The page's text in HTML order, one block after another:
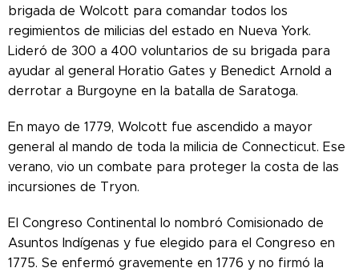
brigada de Wolcott para comandar todos los
regimientos de milicias del estado en Nueva York.
Lideró de 300 a 400 voluntarios de su brigada para
ayudar al general Horatio Gates y Benedict Arnold a
derrotar a Burgoyne en la batalla de Saratoga.
En mayo de 1779, Wolcott fue ascendido a mayor
general al mando de toda la milicia de Connecticut. Ese
verano, vio un combate para proteger la costa de las
incursiones de Tryon.
El Congreso Continental lo nombró Comisionado de
Asuntos Indígenas y fue elegido para el Congreso en
1775. Se enfermó gravemente en 1776 y no firmó la